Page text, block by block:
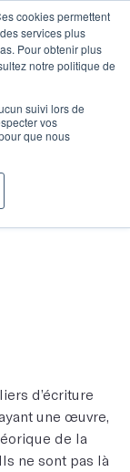
cookies permettent
services plus
Pour obtenir plus
notre politique de
suivi lors de
vos
que nous
d’écriture
une œuvre,
de la
ne sont pas là